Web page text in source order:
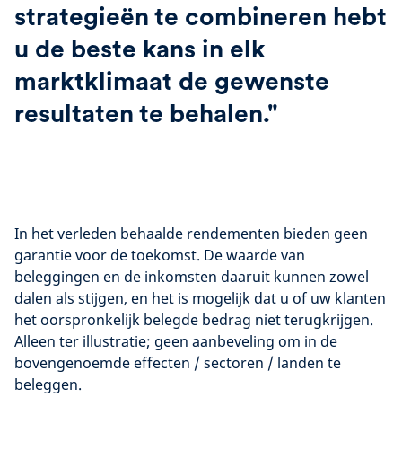
strategieën te combineren hebt
u de beste kans in elk
marktklimaat de gewenste
resultaten te behalen."
In het verleden behaalde rendementen bieden geen
garantie voor de toekomst. De waarde van
beleggingen en de inkomsten daaruit kunnen zowel
dalen als stijgen, en het is mogelijk dat u of uw klanten
het oorspronkelijk belegde bedrag niet terugkrijgen.
Alleen ter illustratie; geen aanbeveling om in de
bovengenoemde effecten / sectoren / landen te
beleggen.